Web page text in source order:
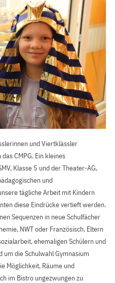
und Viertklässler
CMPG. Ein kleines
Klasse 5 und der Theater-AG,
und
tägliche Arbeit mit Kindern
diese Eindrücke vertieft werden.
Sequenzen in neue Schulfächer
NWT oder Französisch. Eltern
ehemaligen Schülern und
um die Schulwahl Gymnasium
Möglichkeit, Räume und
im Bistro ungezwungen zu